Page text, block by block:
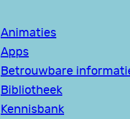
Animaties
Apps
Betrouwbare
Bibliotheek
Kennisbank